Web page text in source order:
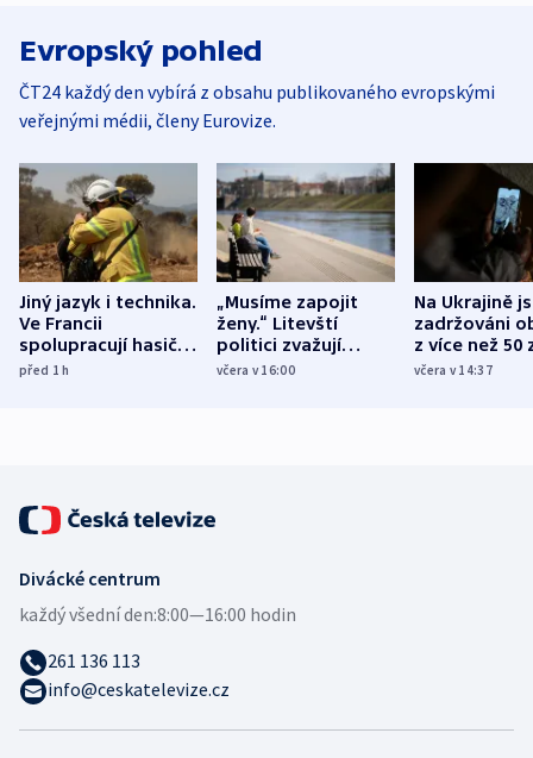
Evropský pohled
ČT24 každý den vybírá z obsahu publikovaného evropskými
veřejnými médii, členy Eurovize.
Jiný jazyk i technika.
Ve Francii
spolupracují hasiči z
různých zemí
před 1h
„Musíme zapojit
ženy.“ Litevští
politici zvažují
dohodu o
včera v 16:00
Na Ukrajině
zadržováni
z více než 50
Bojovali na
včera v 14:37
Divácké centrum
každý všední den:8:00—16:00 hodin
261 136 113
info@ceskatelevize.cz